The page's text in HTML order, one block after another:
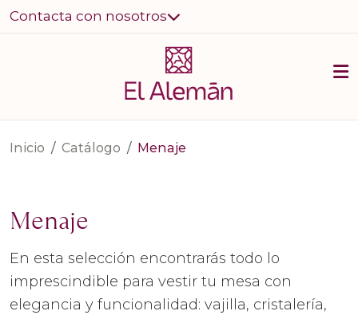
Contacta con nosotros
Inicio Catálogo Menaje
Menaje
En esta selección encontrarás todo lo
imprescindible para vestir tu mesa con
elegancia y funcionalidad: vajilla, cristalería,